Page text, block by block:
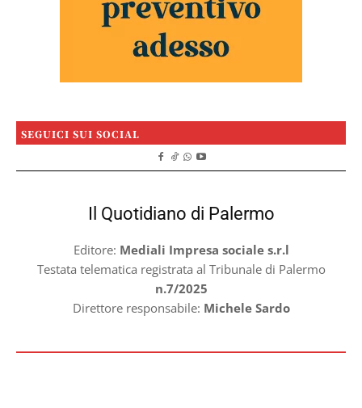
SEGUICI SUI SOCIAL
Il Quotidiano di Palermo
Editore: Mediali Impresa sociale s.r.l
Testata telematica registrata al Tribunale di Palermo
n.7/2025
Direttore responsabile: Michele Sardo